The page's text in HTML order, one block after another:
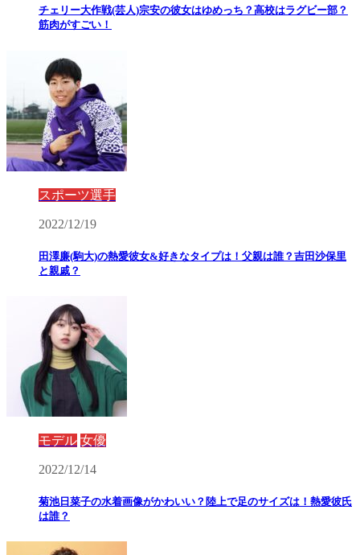
チェリー大作戦(芸人)宗安の彼女はゆめっち？高校はラグビー部？
筋肉がすごい！
スポーツ選手
2022/12/19
田澤廉(駒大)の熱愛彼女&好きなタイプは！父親は誰？吉田沙保里
と親戚？
モデル 女優
2022/12/14
菊池日菜子の水着画像がかわいい？陸上で足のサイズは！熱愛彼氏
は誰？